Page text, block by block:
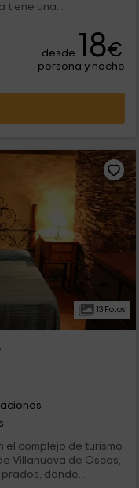
tiene una...
desde 18€
persona y noche
13 Fotos
el complejo de turismo
Villanueva de Oscos,
donde...